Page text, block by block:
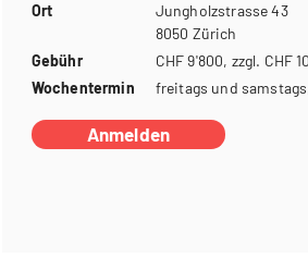
Ort
Jungholzstrasse 43
8050 Zürich
Gebühr
CHF 9'800, zzgl. CHF
Wochentermin
freitags und
Anmelden